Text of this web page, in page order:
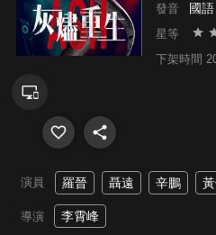
發音 國語
星等
下架時間
演員 羅晉 聶遠 辛鵬
導演 李霄峰